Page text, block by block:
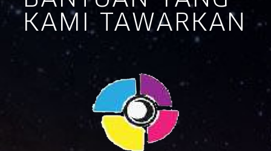
KAMI TAWARKAN